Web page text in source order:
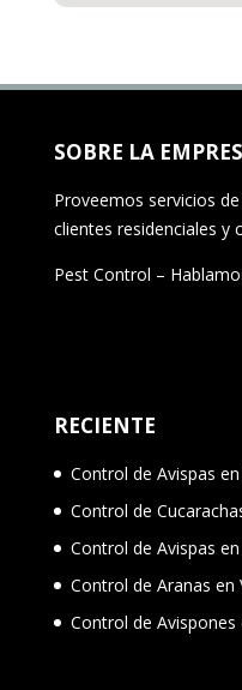
SOBRE LA
Proveemos servicios
clientes residenciales y
Pest Control –
RECIENTE
Control de Avispas
Control de
Control de Avispas
Control de Aranas en
Control de Avispones